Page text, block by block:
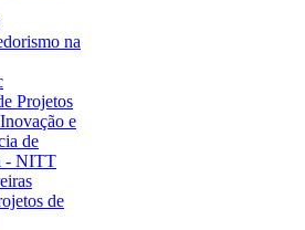
na
Projetos
e
de
- NITT
de